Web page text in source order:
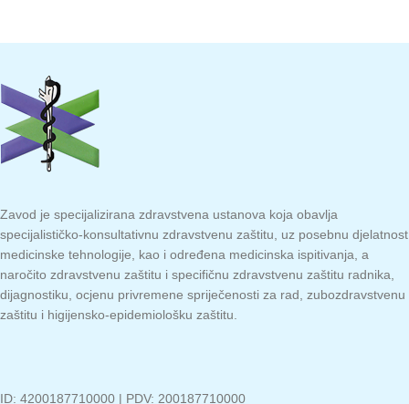
Zavod je specijalizirana zdravstvena ustanova koja obavlja
specijalističko-konsultativnu zdravstvenu zaštitu, uz posebnu djelatnost
medicinske tehnologije, kao i određena medicinska ispitivanja, a
naročito zdravstvenu zaštitu i specifičnu zdravstvenu zaštitu radnika,
dijagnostiku, ocjenu privremene spriječenosti za rad, zubozdravstvenu
zaštitu i higijensko-epidemiološku zaštitu.
ID: 4200187710000 | PDV: 200187710000